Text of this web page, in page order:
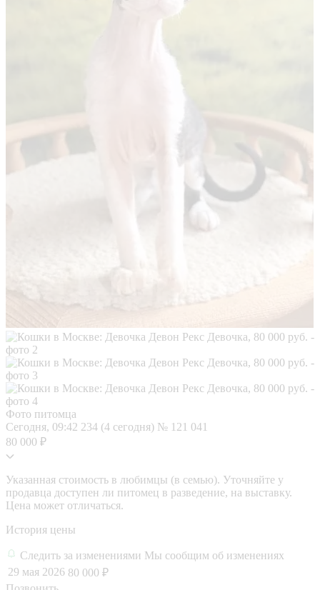
Фото питомца
Сегодня, 09:42 234 (4 сегодня) № 121 041
80 000 ₽
Указанная стоимость в любимцы (в семью). Уточняйте у
продавца доступен ли питомец в разведение, на выставку.
Цена может отличаться.
История цены
Следить за изменениями Мы сообщим об изменениях
29 мая 2026 80 000 ₽